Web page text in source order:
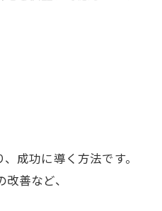
成功に導く方法です。
善など、